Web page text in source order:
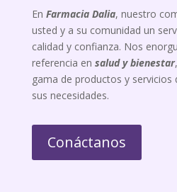
En Farmacia Dalia, nuestro
usted y a su comunidad un
calidad y confianza. Nos
referencia en salud y bienestar
gama de productos y servicios
sus necesidades.
Conáctanos